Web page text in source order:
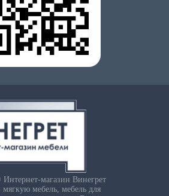
магазин Винегрет
мебель, мебель для